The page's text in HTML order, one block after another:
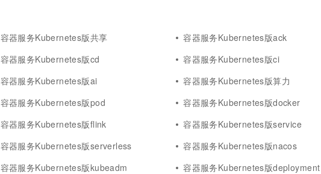
容器服务Kubernetes版共享
容器服务Kubernetes版ack
容器服务Kubernetes版cd
容器服务Kubernetes版ci
容器服务Kubernetes版ai
容器服务Kubernetes版算力
容器服务Kubernetes版pod
容器服务Kubernetes版docker
容器服务Kubernetes版flink
容器服务Kubernetes版service
容器服务Kubernetes版serverless
容器服务Kubernetes版nacos
容器服务Kubernetes版kubeadm
容器服务Kubernetes版deployment